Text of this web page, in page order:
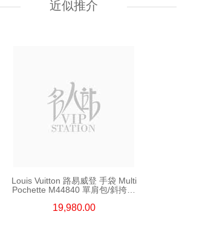
近似推介
9,880.00
Louis Vuitton 路易威登 手袋 Multi
Pochette M44840 單肩包/斜挎包
19,980.00